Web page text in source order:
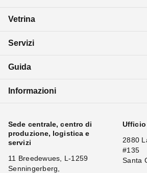
Vetrina
Servizi
Guida
Informazioni
Sede centrale, centro di
produzione, logistica e
servizi
11 Breedewues, L-1259
Senningerberg,
Ufficio
2880
Santa